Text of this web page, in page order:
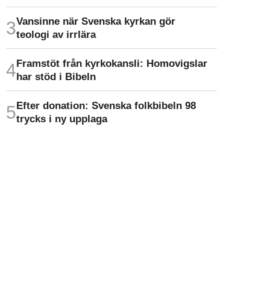
Vansinne när Svenska kyrkan gör
teologi av irrlära
Framstöt från kyrkokansli: Homo­vigslar
har stöd i Bibeln
Efter donation: Svenska folkbibeln 98
trycks i ny upplaga